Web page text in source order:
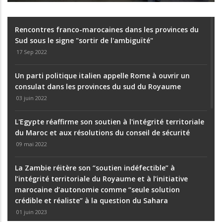
Rencontres franco-marocaines dans les provinces du
Sud sous le signe "sortir de l'ambiguïté"
17 Sep 2022
Un parti politique italien appelle Rome à ouvrir un
consulat dans les provinces du sud du Royaume
03 juin 2022
L'Égypte réaffirme son soutien à l'intégrité territoriale
du Maroc et aux résolutions du conseil de sécurité
09 mai 2022
La Zambie réitère son “soutien indéfectible” à
l’intégrité territoriale du Royaume et à l’initiative
marocaine d’autonomie comme “seule solution
crédible et réaliste” à la question du Sahara
01 juin 2023